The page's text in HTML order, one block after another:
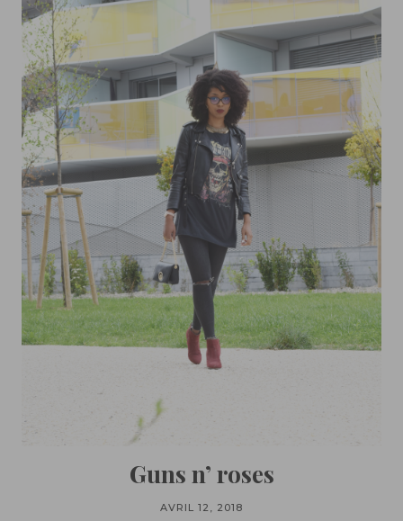
Guns n’ roses
AVRIL 12, 2018